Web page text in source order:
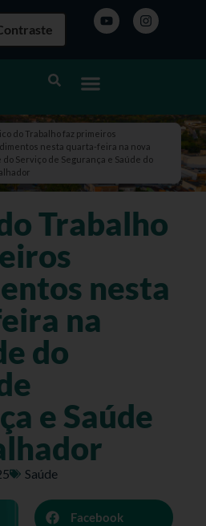
do Trabalho faz primeiros
nesta quarta-feira na nova
do Serviço de Segurança e Saúde do
Trabalho
nesta
na
do
e Saúde
Saúde
Facebook